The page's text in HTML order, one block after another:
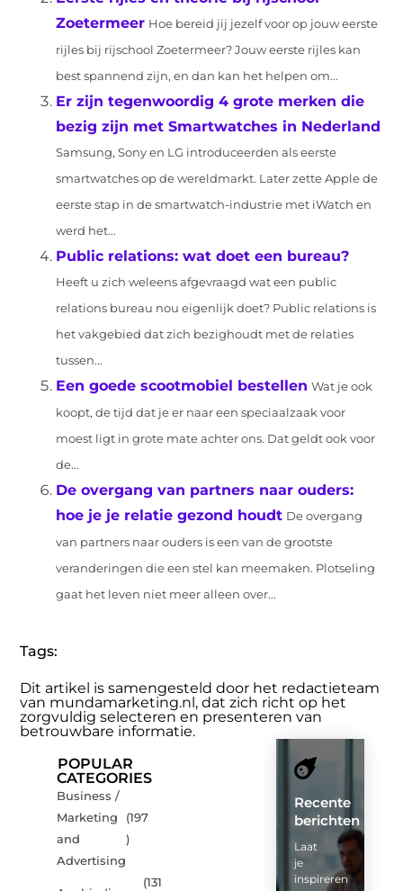
Zoetermeer Hoe bereid jij jezelf voor op jouw eerste
rijles bij rijschool Zoetermeer? Jouw eerste rijles kan
best spannend zijn, en dan kan het helpen om...
Er zijn tegenwoordig 4 grote merken die
bezig zijn met Smartwatches in Nederland
Samsung, Sony en LG introduceerden als eerste
smartwatches op de wereldmarkt. Later zette Apple de
eerste stap in de smartwatch-industrie met iWatch en
werd het...
Public relations: wat doet een bureau?
Heeft u zich weleens afgevraagd wat een public
relations bureau nou eigenlijk doet? Public relations is
het vakgebied dat zich bezighoudt met de relaties
tussen...
Een goede scootmobiel bestellen Wat je ook
koopt, de tijd dat je er naar een speciaalzaak voor
moest ligt in grote mate achter ons. Dat geldt ook voor
de...
De overgang van partners naar ouders:
hoe je je relatie gezond houdt De overgang
van partners naar ouders is een van de grootste
veranderingen die een stel kan meemaken. Plotseling
gaat het leven niet meer alleen over...
Tags:
Dit artikel is samengesteld door het redactieteam
van mundamarketing.nl, dat zich richt op het
zorgvuldig selecteren en presenteren van
betrouwbare informatie.
POPULAR
CATEGORIES
Business /
Marketing
and
Advertising
(197
)
(131
Recente
berichten
Laat
je
inspireren